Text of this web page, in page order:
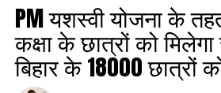
PM यशस्वी योजना के
कक्षा के छात्रों को
बिहार के 18000 छात्रों